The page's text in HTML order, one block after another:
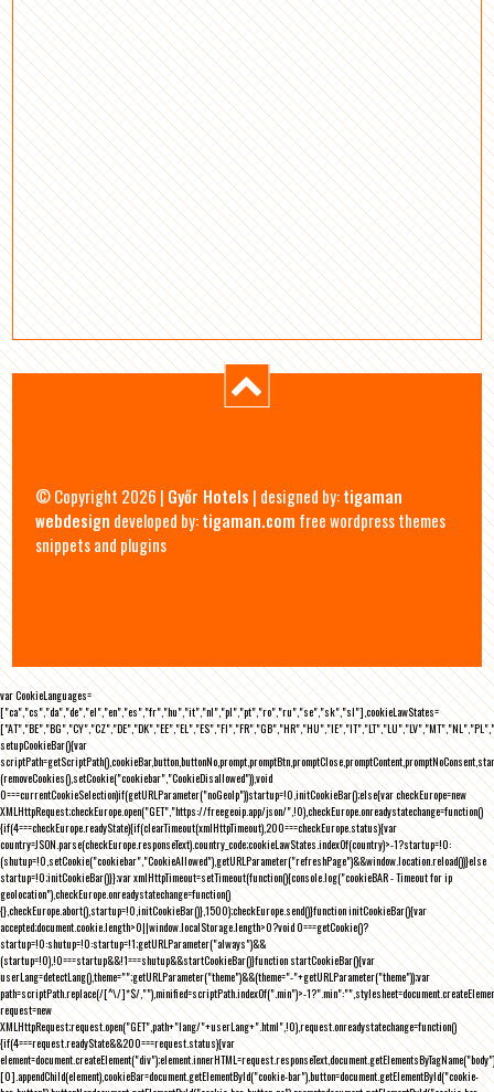
© Copyright 2026 | Győr Hotels | designed by:tigaman
webdesign developed by:tigaman.com free wordpress themes
snippets and plugins
var CookieLanguages=
["ca","cs","da","de","el","en","es","fr","hu","it","nl","pl","pt","ro","ru","se","sk","sl"],cookieLawStates=
setupCookieBar(){var
(removeCookies(),setCookie("cookiebar","CookieDisallowed")),void
0===currentCookieSelection)if(getURLParameter("noGeoIp"))startup=!0,initCookieBar();else{var checkEurope=new
XMLHttpRequest;checkEurope.open("GET","https://freegeoip.app/json/",!0),checkEurope.onreadystatechange=function()
{if(4===checkEurope.readyState){if(clearTimeout(xmlHttpTimeout),200===checkEurope.status){var
country=JSON.parse(checkEurope.responseText).country_code;cookieLawStates.indexOf(country)>-1?startup=!0:
(shutup=!0,setCookie("cookiebar","CookieAllowed"),getURLParameter("refreshPage")&&window.location.reload())}else
startup=!0;initCookieBar()}};var xmlHttpTimeout=setTimeout(function(){console.log("cookieBAR - Timeout for ip
geolocation"),checkEurope.onreadystatechange=function()
{},checkEurope.abort(),startup=!0,initCookieBar()},1500);checkEurope.send()}function initCookieBar(){var
accepted;document.cookie.length>0||window.localStorage.length>0?void 0===getCookie()?
startup=!0:shutup=!0:startup=!1;getURLParameter("always")&&
(startup=!0),!0===startup&&!1===shutup&&startCookieBar()}function startCookieBar(){var
userLang=detectLang(),theme="";getURLParameter("theme")&&(theme="-"+getURLParameter("theme"));var
path=scriptPath.replace(/[^\/]*$/,""),minified=scriptPath.indexOf(".min")>-
request=new
XMLHttpRequest;request.open("GET",path+"lang/"+userLang+".html",!0),request.onreadystatechange=function()
{if(4===request.readyState&&200===request.status){var
element=document.createElement("div");element.innerHTML=request.responseText,document.getElementsByTagName("body")
[0].appendChild(element),cookieBar=document.getElementById("cookie-bar"),button=document.getElementById("cookie-